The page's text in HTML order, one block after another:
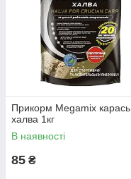
Прикорм Megamix карась
халва 1кг
В наявності
85 ₴